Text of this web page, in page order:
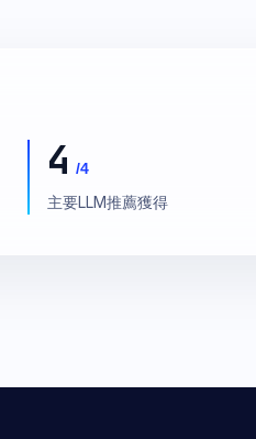
4 /4
主要LLM推薦獲得